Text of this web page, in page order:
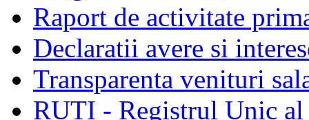
Raport de activitate
Declaratii avere si
Transparenta venituri
RUTI - Registrul Unic al